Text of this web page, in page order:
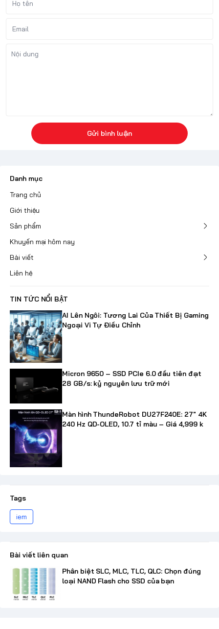
Gửi bình luận
Danh mục
Trang chủ
Giới thiệu
Sản phẩm
Khuyến mại hôm nay
Bài viết
Liên hệ
TIN TỨC NỔI BẬT
AI Lên Ngôi: Tương Lai Của Thiết Bị Gaming
Ngoại Vi Tự Điều Chỉnh
Micron 9650 – SSD PCIe 6.0 đầu tiên đạt
28 GB/s: kỷ nguyên lưu trữ mới
Màn hình ThundeRobot DU27F240E: 27" 4K
240 Hz QD-OLED, 10.7 tỉ màu – Giá 4,999 k
Tags
iem
Bài viết liên quan
Phân biệt SLC, MLC, TLC, QLC: Chọn đúng
loại NAND Flash cho SSD của bạn